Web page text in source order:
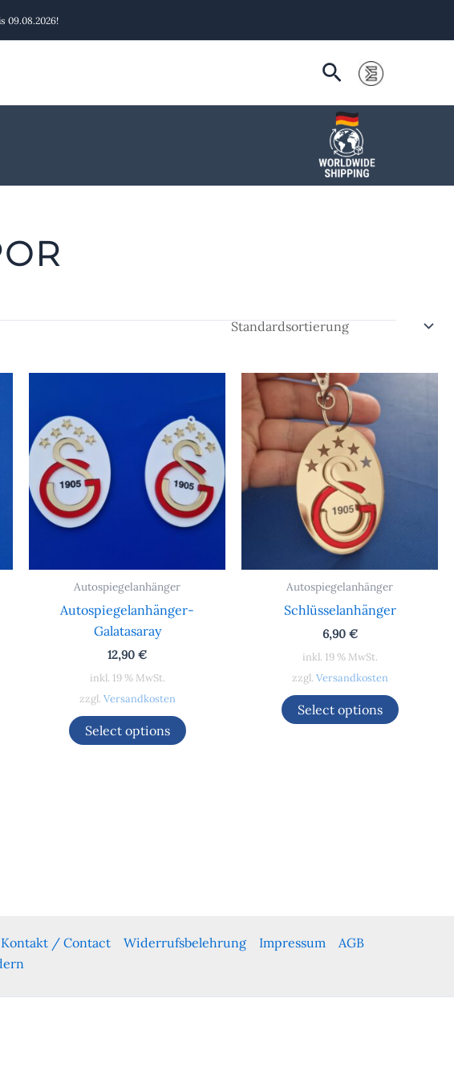
09.08.2026!
Suchen
Autospiegelanhänger
Autospiegelanhänger-
Galatasaray
12,90€
inkl. 19 % MwSt.
zzgl. Versandkosten
Select options
Autospiegelanhänger
Schlüsselanhänger
6,90 €
inkl. 19 % MwSt.
zzgl. Versandkosten
Select options
Kontakt / Contact Widerrufsbelehrung Impressum
AGB